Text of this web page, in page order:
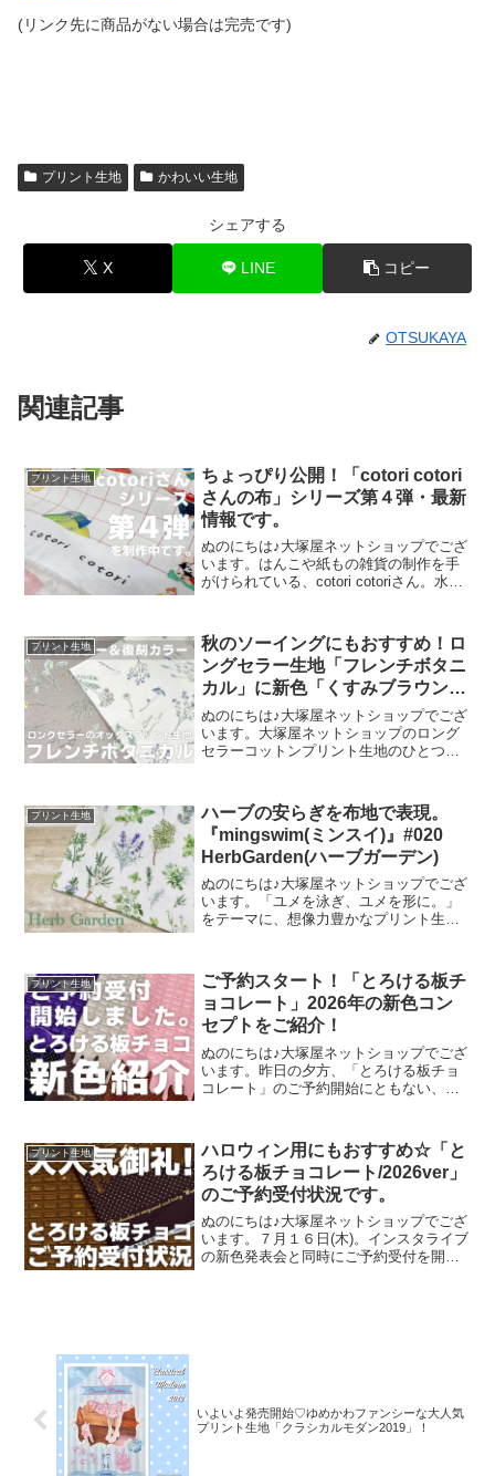
(リンク先に商品がない場合は完売です)
プリント生地 かわいい生地
シェアする
X LINE コピー
OTSUKAYA
関連記事
プリント生地
ちょっぴり公開！「cotori cotori
さんの布」シリーズ第４弾・最新
情報です。
ぬのにちは♪大塚屋ネットショップでござ
います。はんこや紙もの雑貨の制作を手
がけられている、cotori cotoriさん。水彩
開されています。cotori cotori
プリント生地
秋のソーイングにもおすすめ！ロ
ングセラー生地「フレンチボタニ
カル」に新色「くすみブラウン」
が登場！
ぬのにちは♪大塚屋ネットショップでござ
います。大塚屋ネットショップのロング
セラーコットンプリント生地のひとつ
た「ペールピンク」の再販が、この度決
定いたしました。2026
プリント生地
ハーブの安らぎを布地で表現。
『mingswim(ミンスイ)』#020
HerbGarden(ハーブガーデン)
ぬのにちは♪大塚屋ネットショップでござ
います。「ユメを泳ぎ、ユメを形に。」
をテーマに、想像力豊かなプリント生地
集ページよりご覧いただけます。＼
mingswi
プリント生地
ご予約スタート！「とろける板チ
ョコレート」2026年の新色コン
セプトをご紹介！
ぬのにちは♪大塚屋ネットショップでござ
います。昨日の夕方、「とろける板チョ
コレート」のご予約開始にともない、イ
ます。およそ30分程度です。この投稿を
Instagramで見
プリント生地
ハロウィン用にもおすすめ☆「と
ろける板チョコレート/2026ver」
のご予約受付状況です。
ぬのにちは♪大塚屋ネットショップでござ
います。７月１６日(木)。インスタライブ
の新色発表会と同時にご予約受付を開始
いよいよ発売開始♡ゆめかわファンシーな大人気
プリント生地「クラシカルモダン2019」！